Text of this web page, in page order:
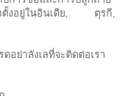
ตั้งอยู่ในอินเดีย, ตุรกี,
อย่าลังเลที่จะติดต่อเรา